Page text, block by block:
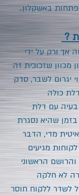
באשקלון..
?
אך ורק על ידי
מכוון שזכוכית זה
יגרום לשבר, סדק
כולה
עם דלת
בזמן שהיא נסגרת
מדי, הדבר
מגיעים
הראשוני
לא חלקה
לשדר ללקוח חוסר